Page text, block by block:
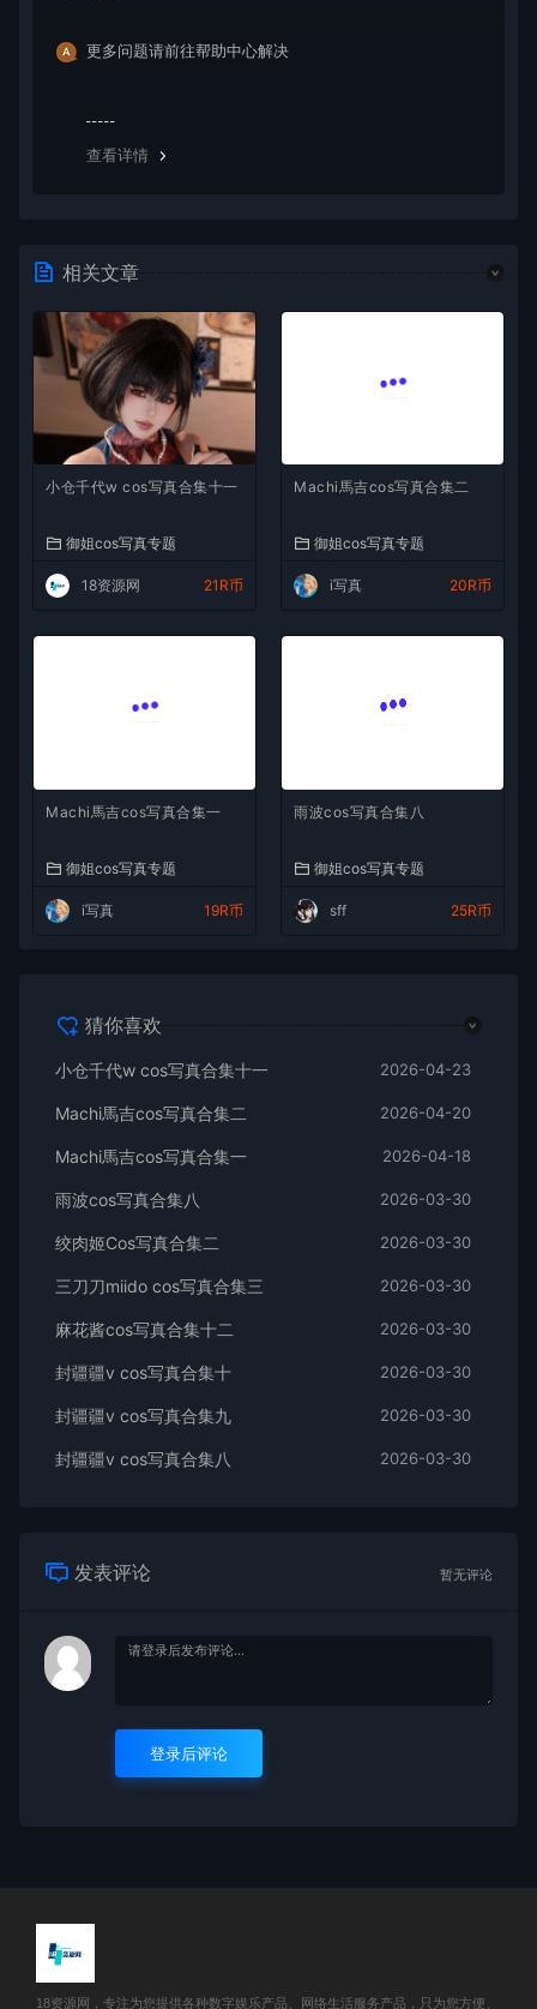
更多问题请前往帮助中心解决
查看详情
相关文章
小仓千代w cos写真合集十一
御姐cos写真专题
18资源网 21R币
Machi馬吉cos写真合集二
御姐cos写真专题
i写真 20R币
Machi馬吉cos写真合集一
御姐cos写真专题
i写真 19R币
雨波cos写真合集八
御姐cos写真专题
sff 25R币
猜你喜欢
小仓千代w cos写真合集十一 2026-04-23
Machi馬吉cos写真合集二 2026-04-20
Machi馬吉cos写真合集一 2026-04-18
雨波cos写真合集八 2026-03-30
绞肉姬Cos写真合集二 2026-03-30
三刀刀miido cos写真合集三 2026-03-30
麻花酱cos写真合集十二 2026-03-30
封疆疆v cos写真合集十 2026-03-30
封疆疆v cos写真合集九 2026-03-30
封疆疆v cos写真合集八 2026-03-30
发表评论 暂无评论
登录后评论
18资源网，专注为您提供各种数字娱乐产品、网络生活服务产品，只为您方便、